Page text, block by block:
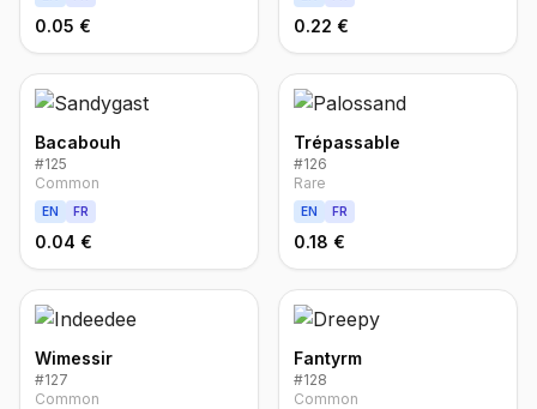
0.05 € 0.22 €
Bacabouh
#125
Common
EN FR
0.04 €
Trépassable
#126
Rare
EN FR
0.18 €
Wimessir
#127
Common
Fantyrm
#128
Common